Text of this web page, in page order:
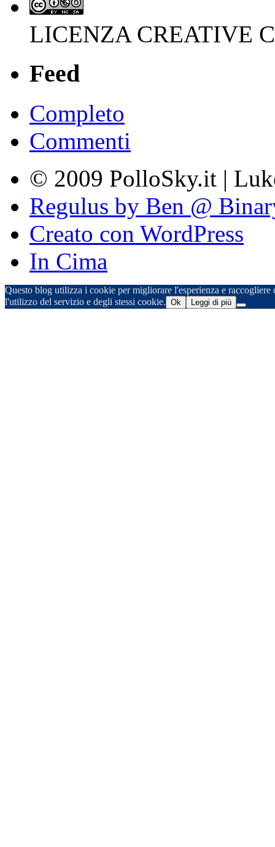
LICENZA CREATIVE
Feed
Completo
Commenti
© 2009 PolloSky.it |
Regulus by Ben @
Creato con WordPress
In Cima
Questo blog utilizza i cookie per migliorare l'esperienza e
l'utilizzo del servizio e degli stessi cookie. Ok Leggi di più